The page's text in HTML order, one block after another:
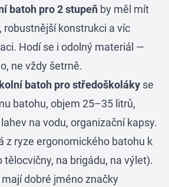
batoh pro 2 stupeň by měl mít
konstrukci a víc
Hodí se i odolný materiál —
ne vždy šetrně.
batoh pro středoškoláky se
batohu, objem 25–35 litrů,
na vodu, organizační kapsy.
z ryze ergonomického batohu k
na brigádu, na výlet).
dobré jméno značky